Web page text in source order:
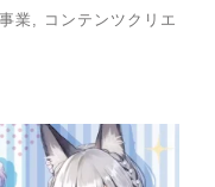
業
コンテンツクリエ